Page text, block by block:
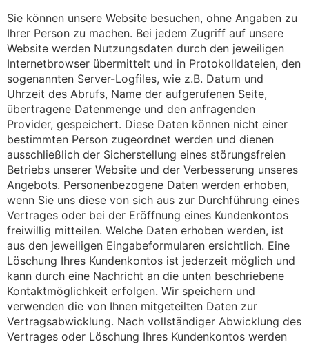
Sie können unsere Website besuchen, ohne Angaben zu
Ihrer Person zu machen. Bei jedem Zugriff auf unsere
Website werden Nutzungsdaten durch den jeweiligen
Internetbrowser übermittelt und in Protokolldateien, den
sogenannten Server-Logfiles, wie z.B. Datum und
Uhrzeit des Abrufs, Name der aufgerufenen Seite,
übertragene Datenmenge und den anfragenden
Provider, gespeichert. Diese Daten können nicht einer
bestimmten Person zugeordnet werden und dienen
ausschließlich der Sicherstellung eines störungsfreien
Betriebs unserer Website und der Verbesserung unseres
Angebots. Personenbezogene Daten werden erhoben,
wenn Sie uns diese von sich aus zur Durchführung eines
Vertrages oder bei der Eröffnung eines Kundenkontos
freiwillig mitteilen. Welche Daten erhoben werden, ist
aus den jeweiligen Eingabeformularen ersichtlich. Eine
Löschung Ihres Kundenkontos ist jederzeit möglich und
kann durch eine Nachricht an die unten beschriebene
Kontaktmöglichkeit erfolgen. Wir speichern und
verwenden die von Ihnen mitgeteilten Daten zur
Vertragsabwicklung. Nach vollständiger Abwicklung des
Vertrages oder Löschung Ihres Kundenkontos werden